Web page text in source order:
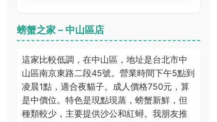
螃蟹之家 – 中山區店
這家比較低調，在中山區，地址是台北市中
山區南京東路二段45號。營業時間下午5點到
凌晨1點，適合夜貓子。成人價格750元，算
是中價位。特色是現點現蒸，螃蟹新鮮，但
種類較少，主要提供沙公和紅蟳。我朋友推